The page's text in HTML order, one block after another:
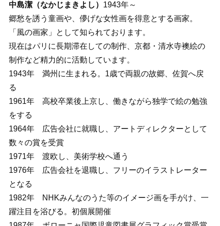
中島潔（なかじまきよし） 1943年～
郷愁を誘う童画や、儚げな女性画を得意とする画家。
「風の画家」として知られております。
現在はパリに長期滞在しての制作、京都・清水寺襖絵の
制作など精力的に活動しています。
1943年 満州に生まれる。1歳で両親の故郷、佐賀へ戻
る
1961年 高校卒業後上京し、働きながら独学で絵の勉強
をする
1964年 広告会社に就職し、アートディレクターとして
数々の賞を受賞
1971年 渡欧し、美術学校へ通う
1976年 広告会社を退職し、フリーのイラストレーター
となる
1982年 NHKみんなのうた等のイメージ画を手がけ、一
躍注目を浴びる。初個展開催